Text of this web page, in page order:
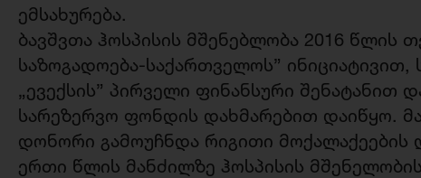
ემსახურება.
ბავშვთა ჰოსპისის მშენებლობა 2016 წლის
საზოგადოება-საქართველოს” ინიციატივით,
„ევექსის” პირველი ფინანსური შენატანით
სარეზერვო ფონდის დახმარებით დაიწყო.
დონორი გამოუჩნდა რიგითი მოქალაქეების
ერთი წლის მანძილზე ჰოსპისის